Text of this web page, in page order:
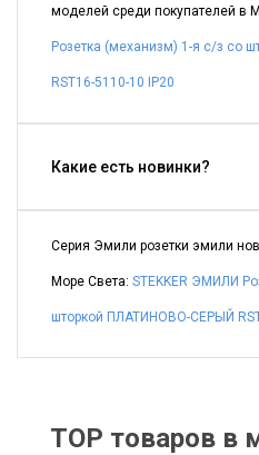
моделей среди покупателей в
Розетка (механизм) 1-я с/з со
RST16-5110-10 IP20
Какие есть новинки?
Серия Эмили розетки эмили
Море Света: STEKKER ЭМИЛИ
шторкой ПЛАТИНОВО-СЕРЫЙ
TOP товаров в